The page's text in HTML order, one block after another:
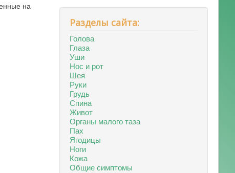
на
Разделы сайта:
Голова
Глаза
Уши
Нос и рот
Шея
Руки
Грудь
Спина
Живот
Органы малого таза
Пах
Ягодицы
Ноги
Кожа
Общие симптомы